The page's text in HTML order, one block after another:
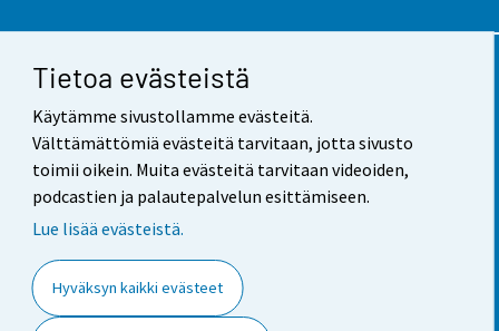
Tietoa evästeistä
Käytämme sivustollamme evästeitä.
Välttämättömiä evästeitä tarvitaan, jotta sivusto
toimii oikein. Muita evästeitä tarvitaan videoiden,
podcastien ja palautepalvelun esittämiseen.
Lue lisää evästeistä.
Hyväksyn kaikki evästeet
Yhteystiedot
Palaute
Käyttöehdot
Saavutettavuus
Tietoa sivustosta